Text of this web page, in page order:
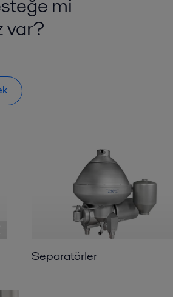
var?
Separatörler